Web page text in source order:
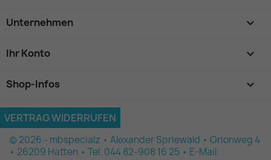
Unternehmen 
Ihr Konto 
Shop-Infos keyboard_arrow_down
VERTRAG WIDERRUFEN
© 2026 - mbspecialz • Alexander Spriewald • Orionweg 4
• 26209 Hatten • Tel. 044 82-908 16 25 • E-Mail: